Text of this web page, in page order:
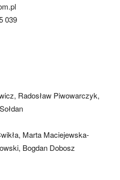
039
Radosław Piwowarczyk,
Marta Maciejewska-
Bogdan Dobosz